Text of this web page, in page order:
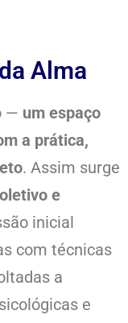
Alma
— um espaço
a prática,
. Assim surge
e
inicial
com técnicas
a
e